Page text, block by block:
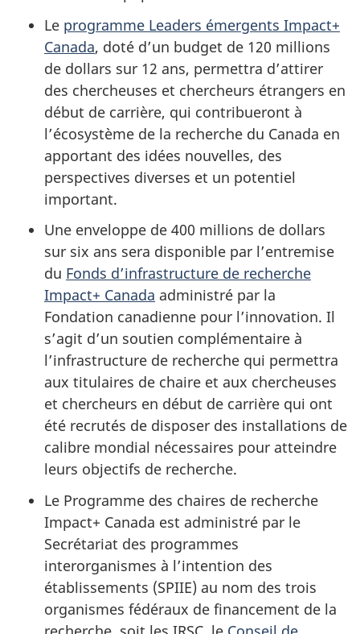
Le programme Leaders émergents Impact+
Canada, doté d’un budget de 120 millions
de dollars sur 12 ans, permettra d’attirer
des chercheuses et chercheurs étrangers en
début de carrière, qui contribueront à
l’écosystème de la recherche du Canada en
apportant des idées nouvelles, des
perspectives diverses et un potentiel
important.
Une enveloppe de 400 millions de dollars
sur six ans sera disponible par l’entremise
du Fonds d’infrastructure de recherche
Impact+ Canada administré par la
Fondation canadienne pour l’innovation. Il
s’agit d’un soutien complémentaire à
l’infrastructure de recherche qui permettra
aux titulaires de chaire et aux chercheuses
et chercheurs en début de carrière qui ont
été recrutés de disposer des installations de
calibre mondial nécessaires pour atteindre
leurs objectifs de recherche.
Le Programme des chaires de recherche
Impact+ Canada est administré par le
Secrétariat des programmes
interorganismes à l’intention des
établissements (SPIIE) au nom des trois
organismes fédéraux de financement de la